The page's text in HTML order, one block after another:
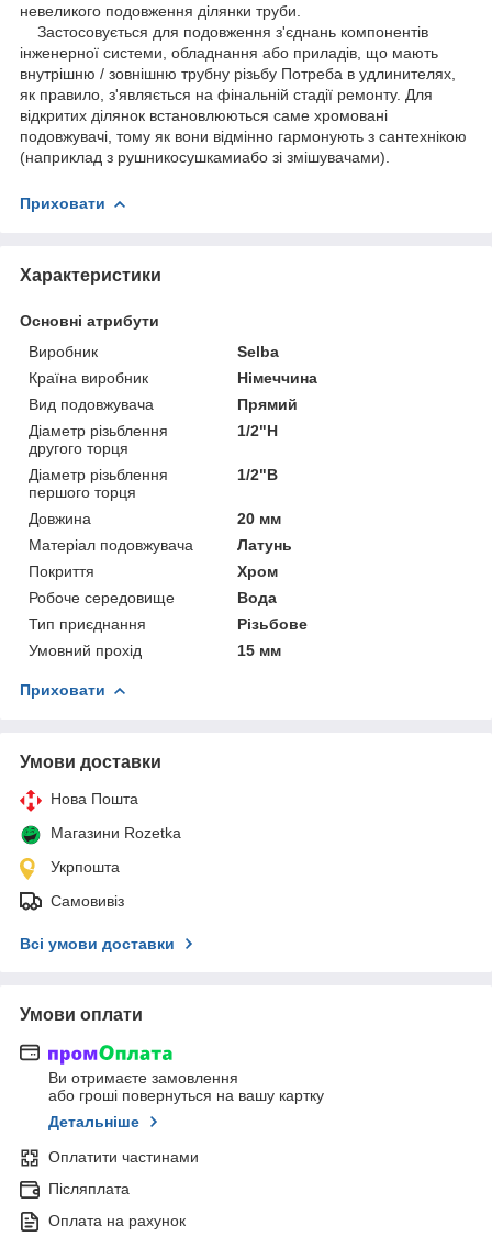
невеликого подовження ділянки труби.
Застосовується для подовження з'єднань компонентів
інженерної системи, обладнання або приладів, що мають
внутрішню / зовнішню трубну різьбу Потреба в удлинителях,
як правило, з'являється на фінальній стадії ремонту. Для
відкритих ділянок встановлюються саме хромовані
подовжувачі, тому як вони відмінно гармонують з сантехнікою
(наприклад з рушникосушкамиабо зі змішувачами).
Приховати
Характеристики
Основні атрибути
Виробник
Selba
Країна виробник
Німеччина
Вид подовжувача
Прямий
Діаметр різьблення
другого торця
1/2"Н
Діаметр різьблення
першого торця
1/2"В
Довжина
20 мм
Матеріал подовжувача
Латунь
Покриття
Хром
Робоче середовище
Вода
Тип приєднання
Різьбове
Умовний прохід
15 мм
Приховати
Умови доставки
Нова Пошта
Магазини Rozetka
Укрпошта
Самовивіз
Всі умови доставки
Умови оплати
Ви отримаєте замовлення
або гроші повернуться на вашу картку
Детальніше
Оплатити частинами
Післяплата
Оплата на рахунок